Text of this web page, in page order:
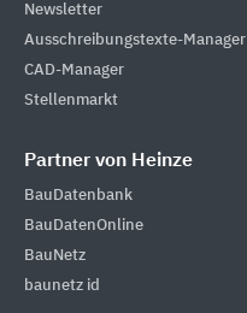
Newsletter
Ausschreibungstexte-Manager
CAD-Manager
Stellenmarkt
Partner von Heinze
BauDatenbank
BauDatenOnline
BauNetz
baunetz id